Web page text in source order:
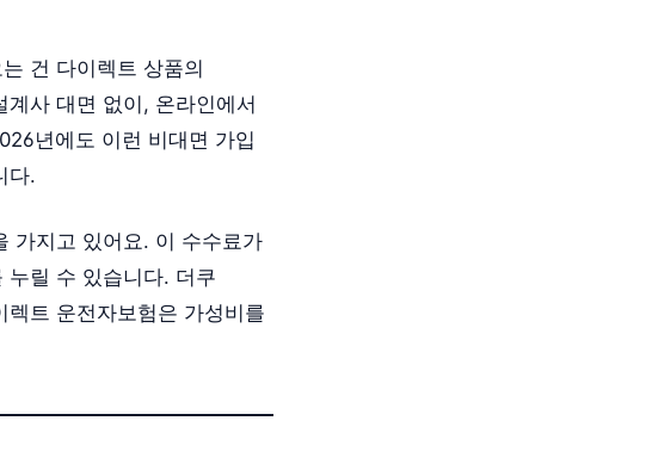
건 다이렉트 상품의
사 대면 없이, 온라인에서
년에도 이런 비대면 가입
다.
가지고 있어요. 이 수수료가
누릴 수 있습니다. 더쿠
트 운전자보험은 가성비를